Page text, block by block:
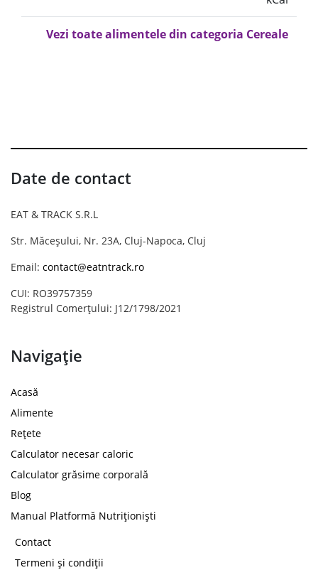
Vezi toate alimentele din categoria Cereale
Date de contact
EAT & TRACK S.R.L
Str. Măceșului, Nr. 23A, Cluj-Napoca, Cluj
Email: contact@eatntrack.ro
CUI: RO39757359
Registrul Comerțului: J12/1798/2021
Navigație
Acasă
Alimente
Rețete
Calculator necesar caloric
Calculator grăsime corporală
Blog
Manual Platformă Nutriționiști
Contact
Termeni și condiții